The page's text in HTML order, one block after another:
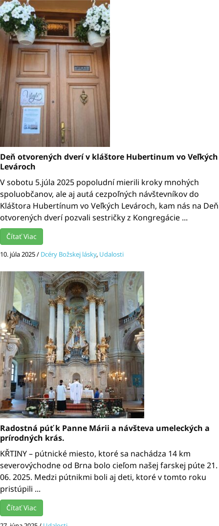
Deň otvorených dverí v kláštore Hubertinum vo Veľkých
Levároch
V sobotu 5.júla 2025 popoludní mierili kroky mnohých
spoluobčanov, ale aj autá cezpoľných návštevníkov do
Kláštora Hubertínum vo Veľkých Levároch, kam nás na Deň
otvorených dverí pozvali sestričky z Kongregácie ...
Čítať Viac
10. júla 2025/ Dcéry Božskej lásky, Udalosti
Radostná púť k Panne Márii a návšteva umeleckých a
prírodných krás.
KŘTINY – pútnické miesto, ktoré sa nachádza 14 km
severovýchodne od Brna bolo cieľom našej farskej púte 21.
06. 2025. Medzi pútnikmi boli aj deti, ktoré v tomto roku
pristúpili ...
Čítať Viac